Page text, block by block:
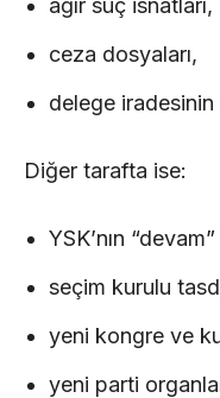
ağır suç isnatları,
ceza dosyaları,
delege iradesinin
Diğer tarafta ise:
YSK’nın
seçim kurulu
yeni kongre ve
yeni parti